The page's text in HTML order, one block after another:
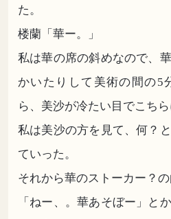
た。
楼蘭「華ー。」
私は華の席の斜めなので、
かいたりして美術の間の5
ら、美沙が冷たい目でこちら
私は美沙の方を見て、何？
ていった。
それから華のストーカー？
「ねー、。華あそぼー」と